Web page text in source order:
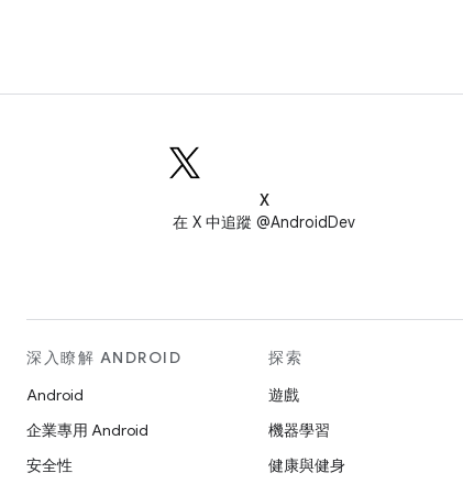
X
在 X 中追蹤 @AndroidDev
深入瞭解 ANDROID
Android
企業專用 Android
安全性
探索
遊戲
機器學習
健康與健身